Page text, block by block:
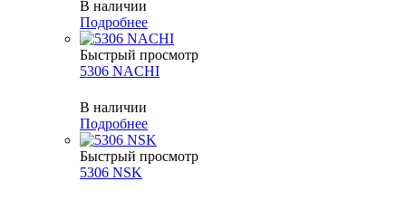
В наличии
Подробнее
Быстрый просмотр
5306 NACHI
В наличии
Подробнее
Быстрый просмотр
5306 NSK